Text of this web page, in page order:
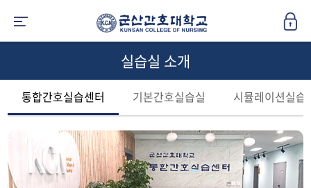
실습실 소개
통합간호실습센터 기본간호실습실 시뮬레이션실습